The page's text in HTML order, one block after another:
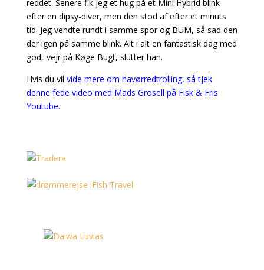
reddet. Senere fik jeg et hug på et Mini Hybrid blink
efter en dipsy-diver, men den stod af efter et minuts
tid. Jeg vendte rundt i samme spor og BUM, så sad den
der igen på samme blink. Alt i alt en fantastisk dag med
godt vejr på Køge Bugt, slutter han.
Hvis du vil vide mere om havørredtrolling, så tjek
denne fede video med Mads Grosell på Fisk & Fris
Youtube.